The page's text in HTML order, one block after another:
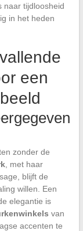
naar tijdloosheid
in het heden
een
zonder de
, met haar
blijft de
willen. Een
elegantie is
van
accenten te